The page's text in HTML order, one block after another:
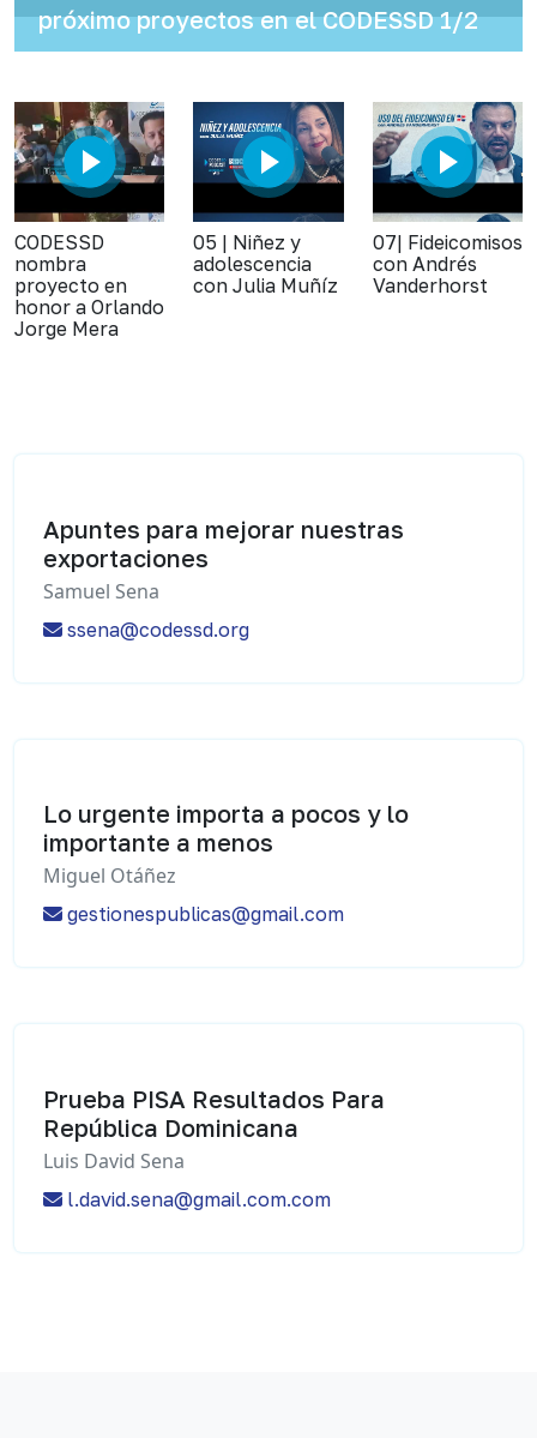
próximo proyectos en el CODESSD 1/2
CODESSD
nombra
proyecto en
honor a Orlando
Jorge Mera
05 | Niñez y
adolescencia
con Julia Muñíz
07| Fideicomisos
con Andrés
Vanderhorst
Apuntes para mejorar nuestras
exportaciones
Samuel Sena
ssena@codessd.org
Lo urgente importa a pocos y lo
importante a menos
Miguel Otáñez
gestionespublicas@gmail.com
Prueba PISA Resultados Para
República Dominicana
Luis David Sena
l.david.sena@gmail.com.com